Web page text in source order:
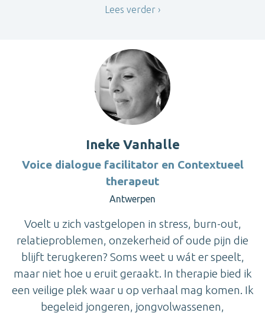
Lees verder
Ineke Vanhalle
Voice dialogue facilitator en Contextueel
therapeut
Antwerpen
Voelt u zich vastgelopen in stress, burn-out,
relatieproblemen, onzekerheid of oude pijn die
blijft terugkeren? Soms weet u wát er speelt,
maar niet hoe u eruit geraakt. In therapie bied ik
een veilige plek waar u op verhaal mag komen. Ik
begeleid jongeren, jongvolwassenen,